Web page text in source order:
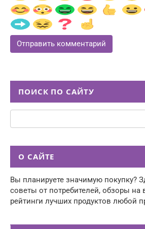
ПОИСК ПО САЙТУ
Поиск:
О САЙТЕ
Вы планируете значимую покупку?
советы от потребителей, обзоры на
рейтинги лучших продуктов любой